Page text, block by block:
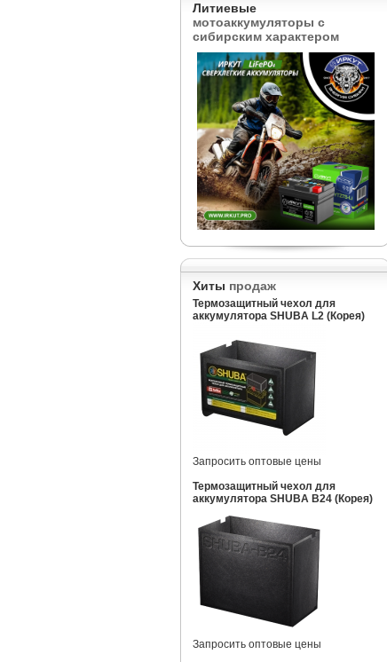
Литиевые
мотоаккумуляторы с
сибирским характером
Хиты продаж
Термозащитный чехол для
аккумулятора SHUBA L2 (Корея)
Запросить оптовые цены
Термозащитный чехол для
аккумулятора SHUBA B24 (Корея)
Запросить оптовые цены